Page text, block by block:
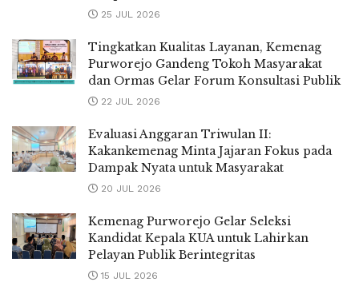
25 JUL 2026
Tingkatkan Kualitas Layanan, Kemenag
Purworejo Gandeng Tokoh Masyarakat
dan Ormas Gelar Forum Konsultasi Publik
22 JUL 2026
Evaluasi Anggaran Triwulan II:
Kakankemenag Minta Jajaran Fokus pada
Dampak Nyata untuk Masyarakat
20 JUL 2026
Kemenag Purworejo Gelar Seleksi
Kandidat Kepala KUA untuk Lahirkan
Pelayan Publik Berintegritas
15 JUL 2026